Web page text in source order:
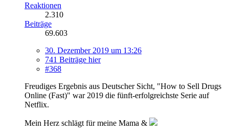
Reaktionen
2.310
Beiträge
69.603
30. Dezember 2019 um 13:26
741 Beiträge hier
#368
Freudiges Ergebnis aus Deutscher Sicht, "How to Sell Drugs
Online (Fast)" war 2019 die fünft-erfolgreichste Serie auf
Netflix.
Mein Herz schlägt für meine Mama &